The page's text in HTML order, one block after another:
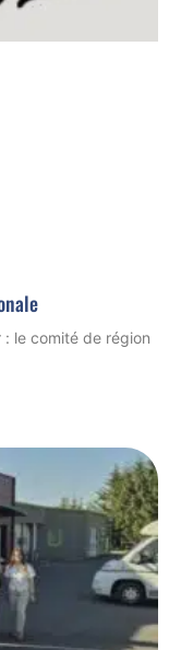
: le comité de région